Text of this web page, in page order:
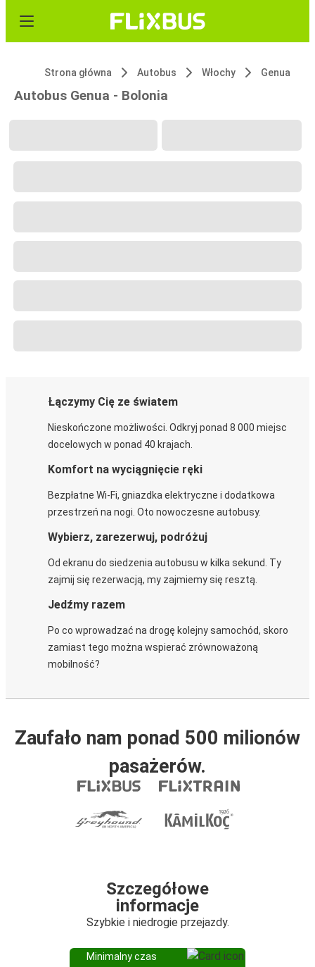
Strona główna Autobus Włochy Genua
Autobus Genua - Bolonia
Łączymy Cię ze światem
Nieskończone możliwości. Odkryj ponad 8 000 miejsc
docelowych w ponad 40 krajach.
Komfort na wyciągnięcie ręki
Bezpłatne Wi-Fi, gniazdka elektryczne i dodatkowa
przestrzeń na nogi. Oto nowoczesne autobusy.
Wybierz, zarezerwuj, podróżuj
Od ekranu do siedzenia autobusu w kilka sekund. Ty
zajmij się rezerwacją, my zajmiemy się resztą.
Jedźmy razem
Po co wprowadzać na drogę kolejny samochód, skoro
zamiast tego można wspierać zrównoważoną
mobilność?
Zaufało nam ponad 500 milionów
pasażerów.
Szczegółowe
informacje
Szybkie i niedrogie przejazdy.
Minimalny czas